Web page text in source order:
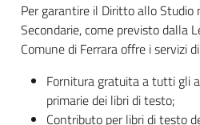
Per garantire il Diritto allo Studio
Secondarie, come previsto dalla
Comune di Ferrara offre i servizi
Fornitura gratuita a tutti gli
primarie dei libri di testo;
Contributo per libri di testo